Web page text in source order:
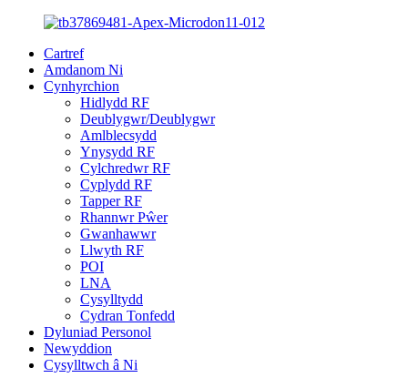
Cartref
Amdanom Ni
Cynhyrchion
Hidlydd RF
Deublygwr/Deublygwr
Amlblecsydd
Ynysydd RF
Cylchredwr RF
Cyplydd RF
Tapper RF
Rhannwr Pŵer
Gwanhawwr
Llwyth RF
POI
LNA
Cysylltydd
Cydran Tonfedd
Dyluniad Personol
Newyddion
Cysylltwch â Ni